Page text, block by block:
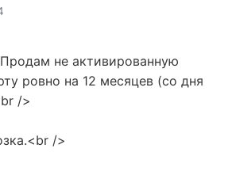
ровно на 12 месяцев (со дня
/>
/>